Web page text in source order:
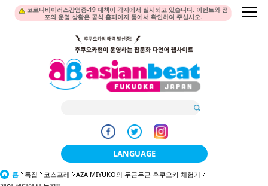
코로나바이러스감염증-19 대책이 각지에서 실시되고 있습니다. 이벤트와 점
포의 운영 상황은 공식 홈페이지 등에서 확인하여 주십시오.
LANGUAGE
日本語
홈 특집 코스프레
AZA MIYUKO의 두근두근 후쿠오카 체험기